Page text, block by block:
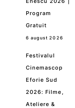
Program
Gratuit
6 august 2026
Festivalul
Cinemascop
Eforie Sud
2026: Filme,
Ateliere &